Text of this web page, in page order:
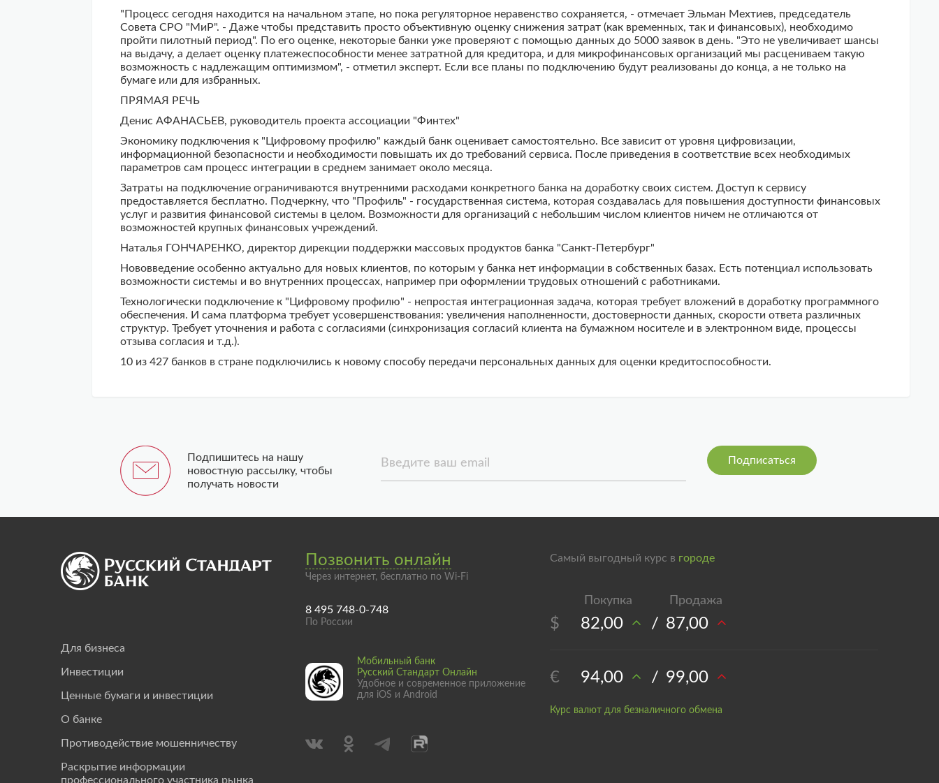
"Процесс сегодня находится на начальном этапе, но пока регуляторное неравенство сохраняется, - отмечает Эльман Мехтиев, председатель
Совета СРО "МиР". - Даже чтобы представить просто объективную оценку снижения затрат (как временных, так и финансовых), необходимо
пройти пилотный период". По его оценке, некоторые банки уже проверяют с помощью данных до 5000 заявок в день. "Это не увеличивает шансы
на выдачу, а делает оценку платежеспособности менее затратной для кредитора, и для микрофинансовых организаций мы расцениваем такую
возможность с надлежащим оптимизмом", - отметил эксперт. Если все планы по подключению будут реализованы до конца, а не только на
бумаге или для избранных.
ПРЯМАЯ РЕЧЬ
Денис АФАНАСЬЕВ, руководитель проекта ассоциации "Финтех"
Экономику подключения к "Цифровому профилю" каждый банк оценивает самостоятельно. Все зависит от уровня цифровизации,
информационной безопасности и необходимости повышать их до требований сервиса. После приведения в соответствие всех необходимых
параметров сам процесс интеграции в среднем занимает около месяца.
Затраты на подключение ограничиваются внутренними расходами конкретного банка на доработку своих систем. Доступ к сервису
предоставляется бесплатно. Подчеркну, что "Профиль" - государственная система, которая создавалась для повышения доступности финансовых
услуг и развития финансовой системы в целом. Возможности для организаций с небольшим числом клиентов ничем не отличаются от
возможностей крупных финансовых учреждений.
Наталья ГОНЧАРЕНКО, директор дирекции поддержки массовых продуктов банка "Санкт-Петербург"
Нововведение особенно актуально для новых клиентов, по которым у банка нет информации в собственных базах. Есть потенциал использовать
возможности системы и во внутренних процессах, например при оформлении трудовых отношений с работниками.
Технологически подключение к "Цифровому профилю" - непростая интеграционная задача, которая требует вложений в доработку программного
обеспечения. И сама платформа требует усовершенствования: увеличения наполненности, достоверности данных, скорости ответа различных
структур. Требует уточнения и работа с согласиями (синхронизация согласий клиента на бумажном носителе и в электронном виде, процессы
отзыва согласия и т.д.).
10 из 427 банков в стране подключились к новому способу передачи персональных данных для оценки кредитоспособности.
Подпишитесь на нашу
новостную рассылку, чтобы
получать новости
Введите ваш email
Позвонить онлайн
Через интернет, бесплатно по Wi-Fi
8 495 748-0-748
По России
Для бизнеса
Инвестиции
Ценные бумаги и инвестиции
О банке
Противодействие мошенничеству
Раскрытие информации
профессионального участника рынка
Мобильный банк
Русский Стандарт Онлайн
Удобное и современное приложение
для iOS и Android
Самый выгодный курс в городе
$ 82,00 / 87,00
€ 94,00 / 99,00
Курс валют для безналичного обмена